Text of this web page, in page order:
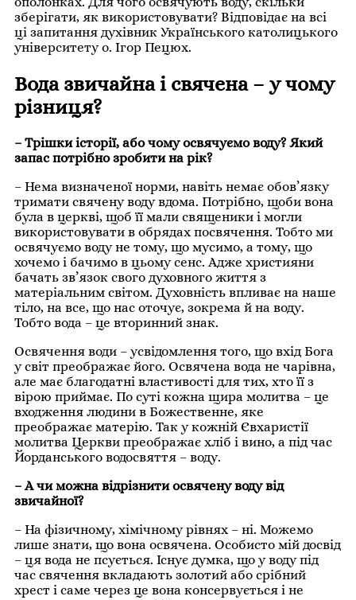
зберігати, як використовувати? Відповідає на всі
ці запитання духівник Українського католицького
університету о. Ігор Пецюх.
Вода звичайна і свячена – у чому
різниця?
– Трішки історії, або чому освячуємо воду? Який
запас потрібно зробити на рік?
– Нема визначеної норми, навіть немає обов’язку
тримати свячену воду вдома. Потрібно, щоби вона
була в церкві, щоб її мали священики і могли
використовувати в обрядах посвячення. Тобто ми
освячуємо воду не тому, що мусимо, а тому, що
хочемо і бачимо в цьому сенс. Адже християни
бачать зв’язок свого духовного життя з
матеріальним світом. Духовність впливає на наше
тіло, на все, що нас оточує, зокрема й на воду.
Тобто вода – це вторинний знак.
Освячення води – усвідомлення того, що вхід Бога
у світ преображає його. Освячена вода не чарівна,
але має благодатні властивості для тих, хто її з
вірою приймає. По суті кожна щира молитва – це
входження людини в Божественне, яке
преображає матерію. Так у кожній Євхаристії
молитва Церкви преображає хліб і вино, а під час
Йорданського водосвяття – воду.
– А чи можна відрізнити освячену воду від
звичайної?
– На фізичному, хімічному рівнях – ні. Можемо
лише знати, що вона освячена. Особисто мій досвід
– ця вода не псується. Існує думка, що у воду під
час свячення вкладають золотий або срібний
хрест і саме через це вона консервується і не